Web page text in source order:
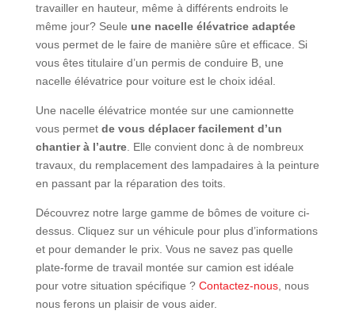
travailler en hauteur, même à différents endroits le
même jour? Seule une nacelle élévatrice adaptée
vous permet de le faire de manière sûre et efficace. Si
vous êtes titulaire d’un permis de conduire B, une
nacelle élévatrice pour voiture est le choix idéal.
Une nacelle élévatrice montée sur une camionnette
vous permet de vous déplacer facilement d’un
chantier à l’autre. Elle convient donc à de nombreux
travaux, du remplacement des lampadaires à la peinture
en passant par la réparation des toits.
Découvrez notre large gamme de bômes de voiture ci-
dessus. Cliquez sur un véhicule pour plus d’informations
et pour demander le prix. Vous ne savez pas quelle
plate-forme de travail montée sur camion est idéale
pour votre situation spécifique ? Contactez-nous, nous
nous ferons un plaisir de vous aider.